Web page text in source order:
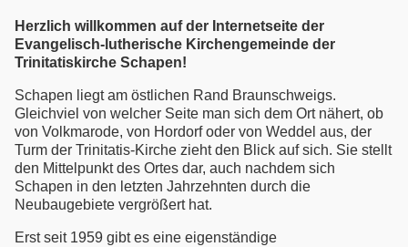
Herzlich willkommen auf der Internetseite der
Evangelisch-lutherische Kirchengemeinde der
Trinitatiskirche Schapen!
Schapen liegt am östlichen Rand Braunschweigs.
Gleichviel von welcher Seite man sich dem Ort nähert, ob
von Volkmarode, von Hordorf oder von Weddel aus, der
Turm der Trinitatis-Kirche zieht den Blick auf sich. Sie stellt
den Mittelpunkt des Ortes dar, auch nachdem sich
Schapen in den letzten Jahrzehnten durch die
Neubaugebiete vergrößert hat.
Erst seit 1959 gibt es eine eigenständige